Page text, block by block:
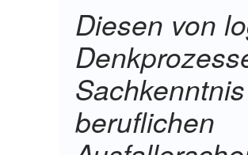
Diesen von
beruflichen